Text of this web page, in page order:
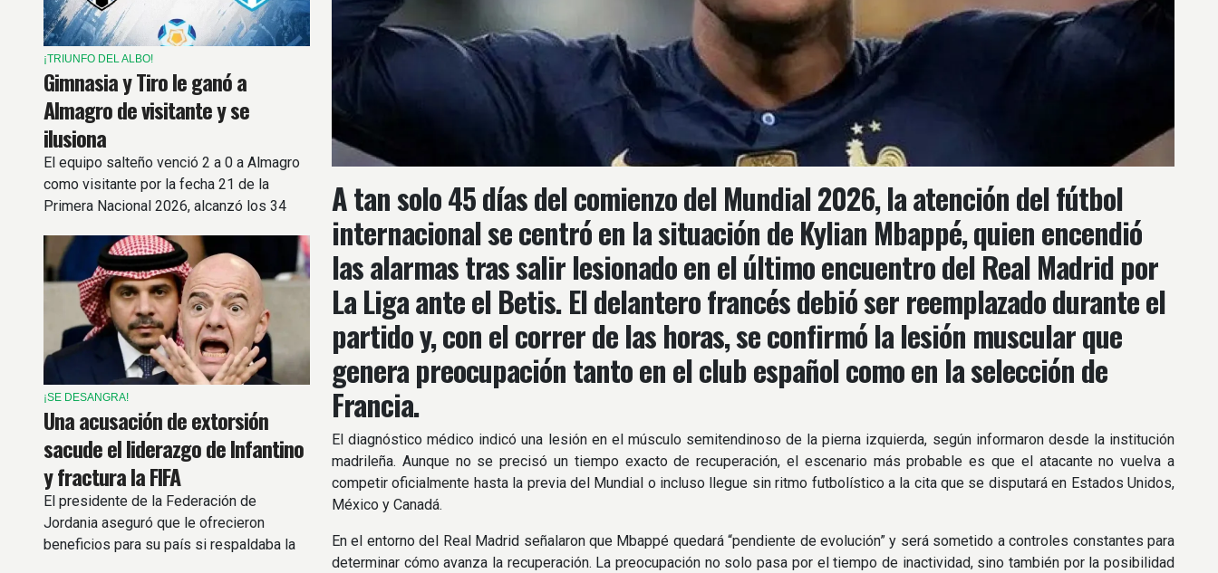
¡TRIUNFO DEL ALBO!
Gimnasia y Tiro le ganó a
Almagro de visitante y se
ilusiona
El equipo salteño venció 2 a 0 a Almagro
como visitante por la fecha 21 de la
Primera Nacional 2026, alcanzó los 34
¡SE DESANGRA!
Una acusación de extorsión
sacude el liderazgo de Infantino
y fractura la FIFA
El presidente de la Federación de
Jordania aseguró que le ofrecieron
beneficios para su país si respaldaba la
A tan solo 45 días del comienzo del Mundial 2026, la atención del fútbol
internacional se centró en la situación de Kylian Mbappé, quien encendió
las alarmas tras salir lesionado en el último encuentro del Real Madrid por
La Liga ante el Betis. El delantero francés debió ser reemplazado durante el
partido y, con el correr de las horas, se confirmó la lesión muscular que
genera preocupación tanto en el club español como en la selección de
Francia.
El diagnóstico médico indicó una lesión en el músculo semitendinoso de la pierna izquierda, según informaron desde la institución
madrileña. Aunque no se precisó un tiempo exacto de recuperación, el escenario más probable es que el atacante no vuelva a
competir oficialmente hasta la previa del Mundial o incluso llegue sin ritmo futbolístico a la cita que se disputará en Estados Unidos,
México y Canadá.
En el entorno del Real Madrid señalaron que Mbappé quedará “pendiente de evolución” y será sometido a controles constantes para
determinar cómo avanza la recuperación. La preocupación no solo pasa por el tiempo de inactividad, sino también por la posibilidad